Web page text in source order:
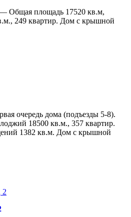
Общая площадь 17520 кв.м,
249 квартир. Дом с крышной
очередь дома (подъезды 5-8).
18500 кв.м., 357 квартир.
1382 кв.м. Дом с крышной